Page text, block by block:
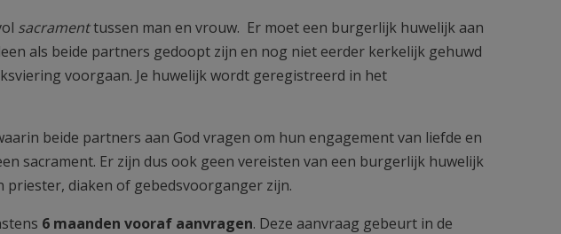
sacramenttussen man en vrouw. Er moet een burgerlijk huwelijk aan
als beide partners gedoopt zijn en nog niet eerder kerkelijk gehuwd
voorgaan. Je huwelijk wordt geregistreerd in het
beide partners aan God vragen om hun engagement van liefde en
sacrament. Er zijn dus ook geen vereisten van een burgerlijk huwelijk
priester, diaken of gebedsvoorganger zijn.
6 maanden vooraf aanvragen. Deze aanvraag gebeurt in de